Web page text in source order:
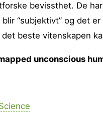
bevissthet. De
“subjektivt” og det
beste vitenskapen
unconscious